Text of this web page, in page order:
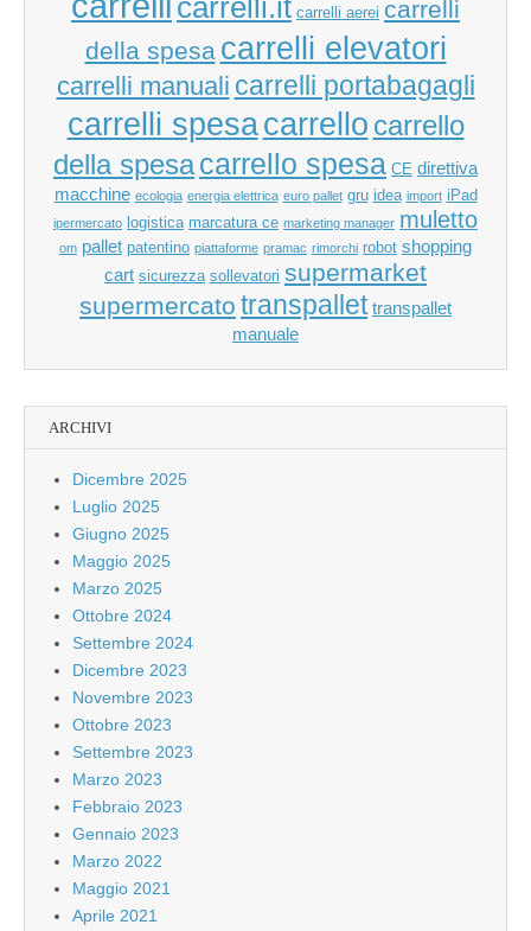
carrelli.it carrelli aerei carrelli
della spesa carrelli elevatori
carrelli manuali carrelli portabagagli
carrelli spesacarrello carrello
della spesacarrello spesa CE direttiva
macchine ecologia energia elettrica euro pallet gru idea import iPad
ipermercato logistica marcatura ce marketing manager muletto
om pallet patentino piattaforme pramac rimorchi robot shopping
cart sicurezza sollevatori supermarket
supermercato transpallet transpallet
manuale
ARCHIVI
Dicembre 2025
Luglio 2025
Giugno 2025
Maggio 2025
Marzo 2025
Ottobre 2024
Settembre 2024
Dicembre 2023
Novembre 2023
Ottobre 2023
Settembre 2023
Marzo 2023
Febbraio 2023
Gennaio 2023
Marzo 2022
Maggio 2021
Aprile 2021